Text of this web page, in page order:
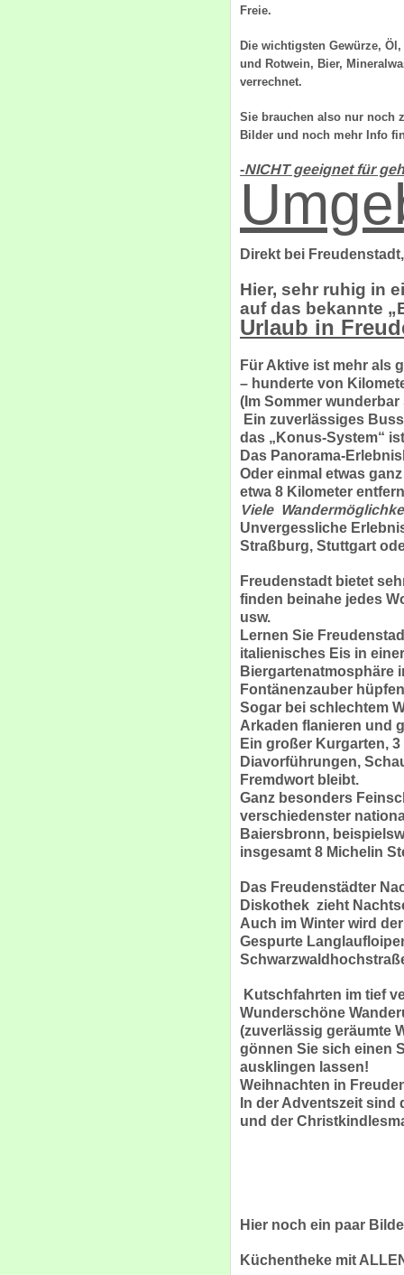
Die wichtigsten Gewürze,
und Rotwein, Bier,
verrechnet.
Sie brauchen also nur noch
Bilder und noch mehr Info
-NICHT geeignet für
Direkt bei
Hier, sehr ruhig in
auf das bekannte
Urlaub in
Für Aktive ist mehr als
– hunderte von
(Im Sommer
Ein zuverlässiges
das „Konus-System“
Das Panorama-
Oder einmal etwas
etwa 8 Kilometer
Viele
Unvergessliche
Straßburg, Stuttgart
Freudenstadt bietet
finden beinahe jedes
usw.
Lernen Sie
italienisches Eis in
Biergartenatmosphäre
Fontänenzauber
Sogar bei schlechtem
Arkaden flanieren und
Ein großer Kurgarten,
Diavorführungen,
Fremdwort bleibt.
Ganz besonders
verschiedenster
Baiersbronn,
insgesamt 8 Michelin
Das Freudenstädter
Diskothek zieht
Auch im Winter wird
Gespurte
Kutschfahrten im tief
Wunderschöne
(zuverlässig geräumte
gönnen Sie sich einen
ausklingen lassen!
Weihnachten in
In der Adventszeit
und der
Hier noch ein paar
Küchentheke mit